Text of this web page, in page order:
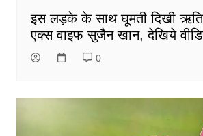
इस लड़के के साथ घूमती दिखी
एक्स वाइफ सुजैन खान, देखिये
0